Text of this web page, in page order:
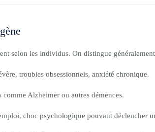
selon les individus. On distingue
troubles obsessionnels, anxiété chronique.
comme Alzheimer ou autres démences.
choc psychologique pouvant déclencher